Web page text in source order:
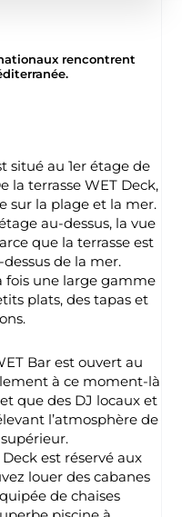
rencontrent
situé au 1er étage de
la terrasse WET Deck,
sur la plage et la mer.
au-dessus, la vue
que la terrasse est
de la mer.
fois une large gamme
plats, des tapas et
Bar est ouvert au
à ce moment-là
que des DJ locaux et
l’atmosphère de
est réservé aux
louer des cabanes
de chaises